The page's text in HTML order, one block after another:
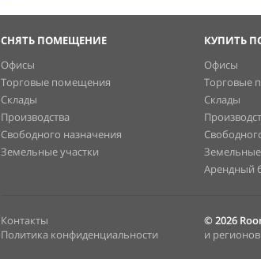
СНЯТЬ ПОМЕЩЕНИЕ
Офисы
Торговые помещения
Склады
Производства
Свободного назначения
Земельные участки
КУПИТЬ
Офисы
Торговые
Склады
Земельные
Арендный
Контакты
Политика конфиденциальности
© 2026
и